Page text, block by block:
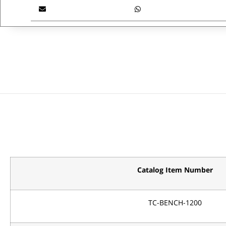
Catalog Item Number
TC-BENCH-1200